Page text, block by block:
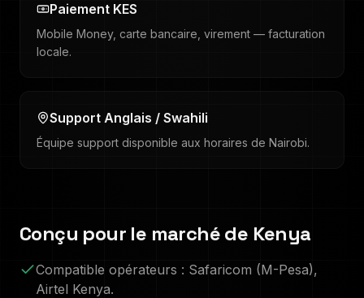
Paiement KES
Mobile Money, carte bancaire, virement — facturation
locale.
Support Anglais / Swahili
Équipe support disponible aux horaires de Nairobi.
Conçu pour le marché de Kenya
Compatible opérateurs : Safaricom (M-Pesa),
Airtel Kenya.